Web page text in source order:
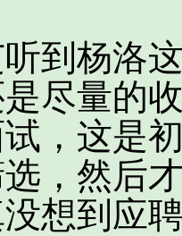
杨洛这
尽量的
，这是
，然后
想到应